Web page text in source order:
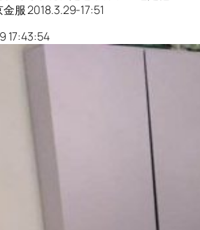
金服 2018.3.29-17:51
17:43:54